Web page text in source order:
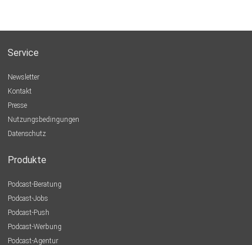
Service
Newsletter
Kontakt
Presse
Nutzungsbedingungen
Datenschutz
Produkte
Podcast-Beratung
Podcast-Jobs
Podcast-Push
Podcast-Werbung
Podcast-Agentur